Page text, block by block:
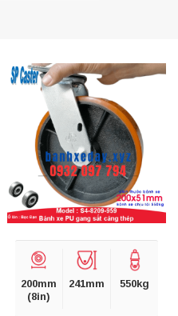
200mm
(8in)
241mm 550kg